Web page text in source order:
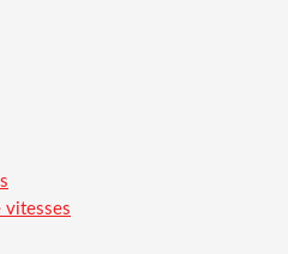
vitesses